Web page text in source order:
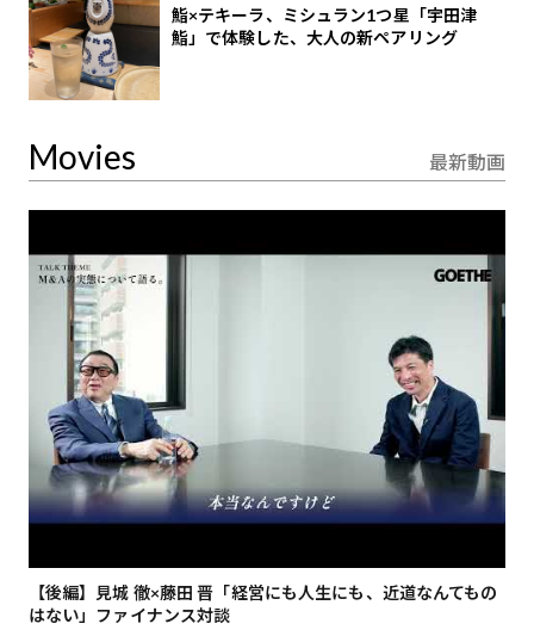
鮨×テキーラ、ミシュラン1つ星「宇田津
鮨」で体験した、大人の新ペアリング
Movies 最新動画
【後編】見城 徹×藤田 晋「経営にも人生にも、近道なんてもの
はない」ファイナンス対談